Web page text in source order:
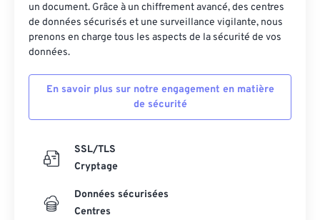
un document. Grâce à un chiffrement avancé, des centres
de données sécurisés et une surveillance vigilante, nous
prenons en charge tous les aspects de la sécurité de vos
données.
En savoir plus sur notre engagement en matière
de sécurité
SSL/TLS
Cryptage
Données sécurisées
Centres